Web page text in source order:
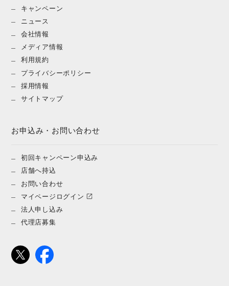
キャンペーン
ニュース
会社情報
メディア情報
利用規約
プライバシーポリシー
採用情報
サイトマップ
お申込み・お問い合わせ
初回キャンペーン申込み
店舗へ持込
お問い合わせ
マイページログイン
法人申し込み
代理店募集